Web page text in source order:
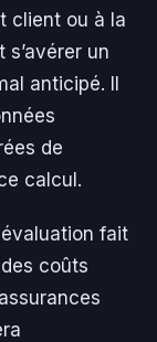
client ou à la
un
anticipé. Il
de
calcul.
fait
coûts